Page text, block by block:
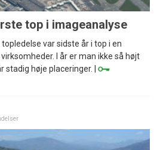
top i imageanalyse
var sidste år i top i en
I år er man ikke så højt
stadig høje placeringer. |